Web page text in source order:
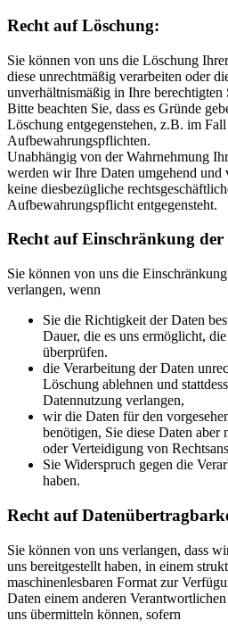
Recht auf Löschung:
Sie können von uns die Löschung
diese unrechtmäßig verarbeiten oder
unverhältnismäßig in Ihre berechtigten
Bitte beachten Sie, dass es Gründe
Löschung entgegenstehen, z.B. im
Aufbewahrungspflichten.
Unabhängig von der Wahrnehmung
werden wir Ihre Daten umgehend und
keine diesbezügliche
Aufbewahrungspflicht entgegensteht.
Recht auf Einschränkung
Sie können von uns die
verlangen, wenn
Sie die Richtigkeit der Daten
Dauer, die es uns ermöglicht,
überprüfen.
die Verarbeitung der Daten
Löschung ablehnen und
Datennutzung verlangen,
wir die Daten für den
benötigen, Sie diese Daten aber
oder Verteidigung von
Sie Widerspruch gegen die
haben.
Recht auf
Sie können von uns verlangen, dass
uns bereitgestellt haben, in einem
maschinenlesbaren Format zur
Daten einem anderen
uns übermitteln können, sofern